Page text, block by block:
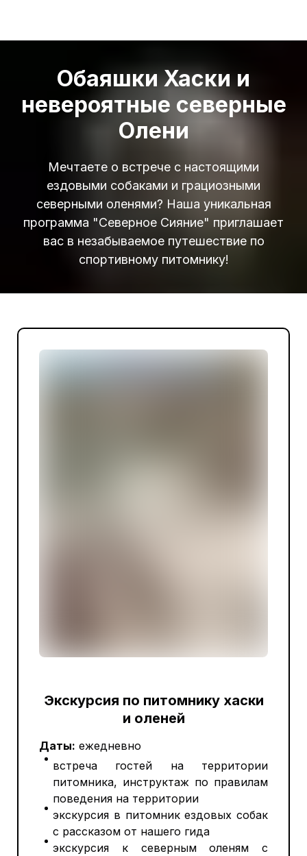
Обаяшки Хаски и
невероятные северные
Олени
Мечтаете о встрече с настоящими
ездовыми собаками и грациозными
северными оленями? Наша уникальная
программа "Северное Сияние" приглашает
вас в незабываемое путешествие по
спортивному питомнику!
Экскурсия по питомнику хаски
и оленей
Даты: ежедневно
встреча гостей на территории
питомника, инструктаж по правилам
поведения на территории
экскурсия в питомник ездовых собак
с рассказом от нашего гида
экскурсия к северным оленям с